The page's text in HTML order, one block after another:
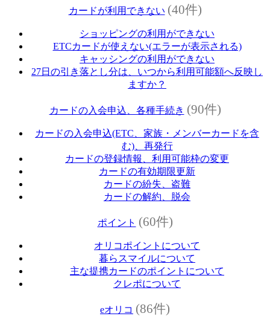
カードが利用できない (40件)
ショッピングの利用ができない
ETCカードが使えない(エラーが表示される)
キャッシングの利用ができない
27日の引き落とし分は、いつから利用可能額へ反映し
ますか？
カードの入会申込、各種手続き (90件)
カードの入会申込(ETC、家族・メンバーカードを含
む)、再発行
カードの登録情報、利用可能枠の変更
カードの有効期限更新
カードの紛失、盗難
カードの解約、脱会
ポイント (60件)
オリコポイントについて
暮らスマイルについて
主な提携カードのポイントについて
クレポについて
eオリコ (86件)